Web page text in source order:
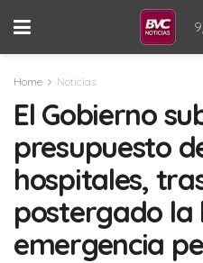
Home Noticias
El Gobierno
presupuesto
hospitales,
postergado la
emergencia